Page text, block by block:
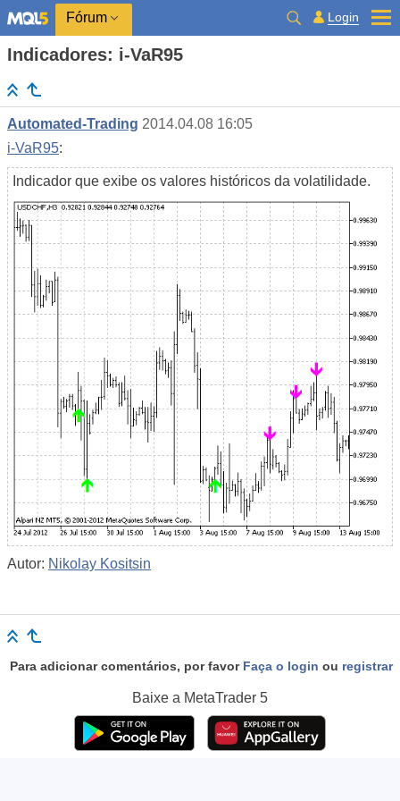
Fórum Login
Indicadores: i-VaR95
Automated-Trading 2014.04.08 16:05
i-VaR95:
Indicador que exibe os valores históricos da volatilidade.
Autor: Nikolay Kositsin
Para adicionar comentários, por favor Faça o login ou registrar
Baixe a MetaTrader 5